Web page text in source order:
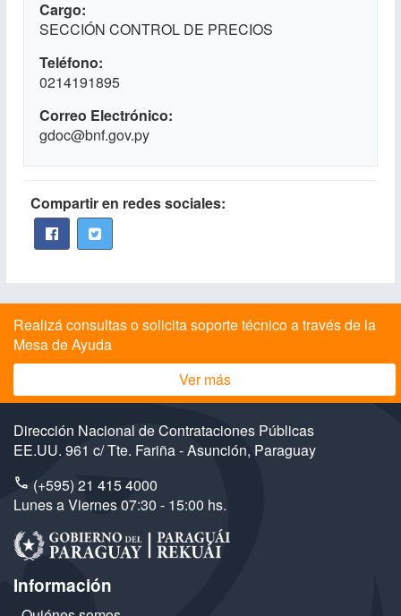
Cargo
SECCIÓN CONTROL DE PRECIOS
Teléfono
0214191895
Correo Electrónico
gdoc@bnf.gov.py
Compartir en redes sociales:
Realizá consultas o solicita soporte técnico a través de la
Mesa de Ayuda
Ver más
Dirección Nacional de Contrataciones Públicas
EE.UU. 961 c/ Tte. Fariña - Asunción, Paraguay
(+595) 21 415 4000
Lunes a Viernes 07:30 - 15:00 hs.
Información